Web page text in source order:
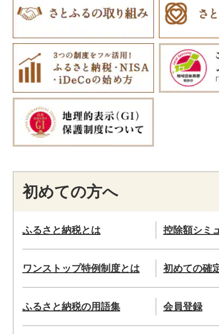
初めての方へ
ふるさと納税とは 控除額シミ
ワンストップ特例制度とは 初めての確
ふるさと納税の用語集 会員登録